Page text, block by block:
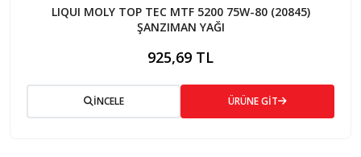
LIQUI MOLY TOP TEC MTF 5200 75W-80 (20845)
ŞANZIMAN YAĞI
925,69 TL
İNCELE ÜRÜNE GİT